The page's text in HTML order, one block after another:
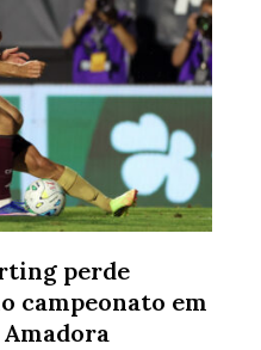
perde
campeonato em
Amadora